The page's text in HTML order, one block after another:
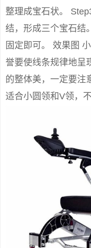
整理成宝石状。
结，形成三个宝石结
固定即可。 效果图
誉要使线条规律地呈
的整体美，一定要注
适合小圆领和V领，